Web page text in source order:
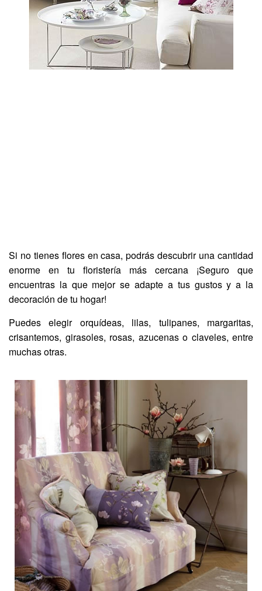
Si no tienes flores en casa, podrás descubrir una cantidad
enorme en tu floristería más cercana ¡Seguro que
encuentras la que mejor se adapte a tus gustos y a la
decoración de tu hogar!
Puedes elegir orquídeas, lilas, tulipanes, margaritas,
crisantemos, girasoles, rosas, azucenas o claveles, entre
muchas otras.